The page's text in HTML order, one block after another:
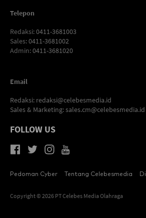
Telepon
Redaksi: 0411-3681003
Sales: 0411-3681002
Admin: 0411-3681020
Email
Redaksi: redaksi@celebesmedia.id
Sales & Marketing:sales.cm@celebesmedia.id
FOLLOW US
Pedoman Cyber Tentang Celebesmedia
Copyright © 2026 PT Celebes Media Olahraga